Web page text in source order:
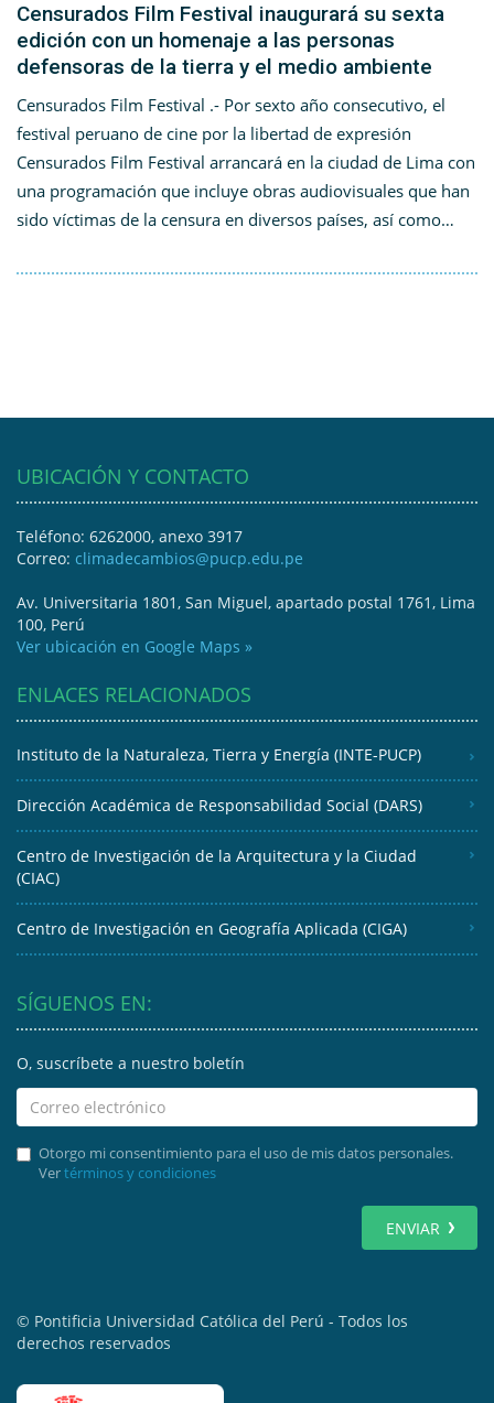
Censurados Film Festival inaugurará su sexta
edición con un homenaje a las personas
defensoras de la tierra y el medio ambiente
Censurados Film Festival .- Por sexto año consecutivo, el
festival peruano de cine por la libertad de expresión
Censurados Film Festival arrancará en la ciudad de Lima con
una programación que incluye obras audiovisuales que han
sido víctimas de la censura en diversos países, así como…
UBICACIÓN Y CONTACTO
Teléfono: 6262000, anexo 3917
Correo: climadecambios@pucp.edu.pe
Av. Universitaria 1801, San Miguel, apartado postal 1761, Lima
100, Perú
Ver ubicación en Google Maps »
ENLACES RELACIONADOS
Instituto de la Naturaleza, Tierra y Energía (INTE-PUCP)
Dirección Académica de Responsabilidad Social (DARS)
Centro de Investigación de la Arquitectura y la Ciudad
(CIAC)
Centro de Investigación en Geografía Aplicada (CIGA)
SÍGUENOS EN:
O, suscríbete a nuestro boletín
Otorgo mi consentimiento para el uso de mis datos personales.
Vertérminos y condiciones
ENVIAR
© Pontificia Universidad Católica del Perú - Todos los
derechos reservados